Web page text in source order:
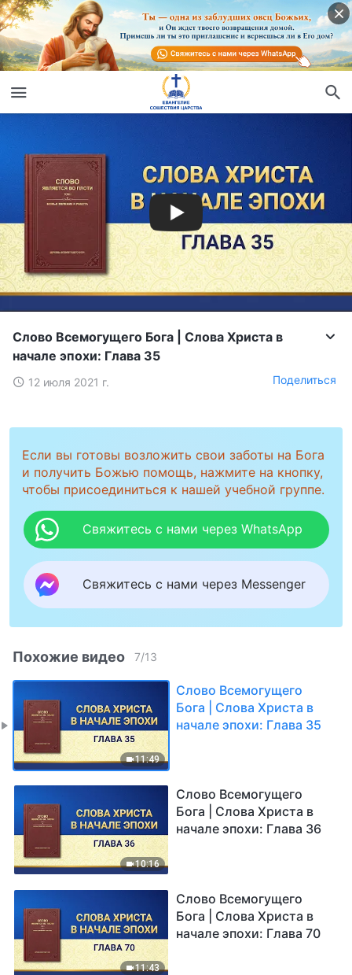
Слово Всемогущего Бога | Слова Христа в
начале эпохи: Глава 35
12 июля 2021 г. Поделиться
Если вы готовы возложить свои заботы на Бога
и получить Божью помощь, нажмите на кнопку,
чтобы присоединиться к нашей учебной группе.
Свяжитесь с нами через WhatsApp
Свяжитесь с нами через Messenger
Похожие видео 7/13
11:49
Слово Всемогущего
Бога | Слова Христа в
начале эпохи: Глава 35
10:16
Слово Всемогущего
Бога | Слова Христа в
начале эпохи: Глава 36
11:43
Слово Всемогущего
Бога | Слова Христа в
начале эпохи: Глава 70